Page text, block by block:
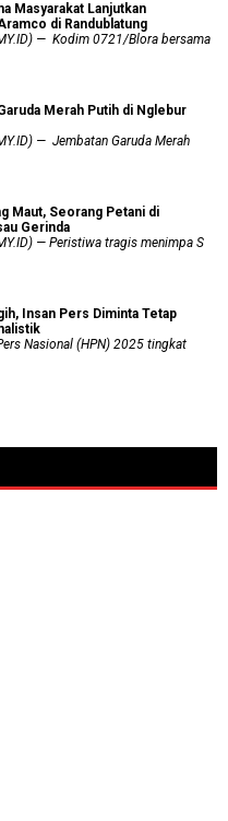
Masyarakat Lanjutkan
di Randublatung
— Kodim 0721/Blora bersama
Merah Putih di Nglebur
— Jembatan Garuda Merah
Maut, Seorang Petani di
Gerinda
— Peristiwa tragis menimpa S
Insan Pers Diminta Tetap
Nasional (HPN) 2025 tingkat